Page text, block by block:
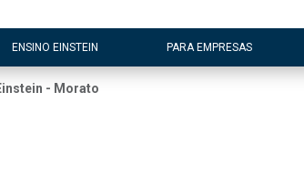
ENSINO EINSTEIN PARA EMPRESAS
- Morato